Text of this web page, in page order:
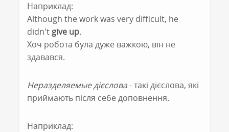
Наприклад:
Although the work was very difficult, he
didn't give up.
Хоч робота була дуже важкою, він не
здавався.
Неразделяемые дієслова- такі дієслова, які
приймають після себе доповнення.
Наприклад: